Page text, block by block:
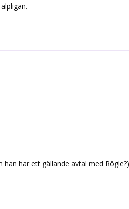
har ett gällande avtal med Rögle?)